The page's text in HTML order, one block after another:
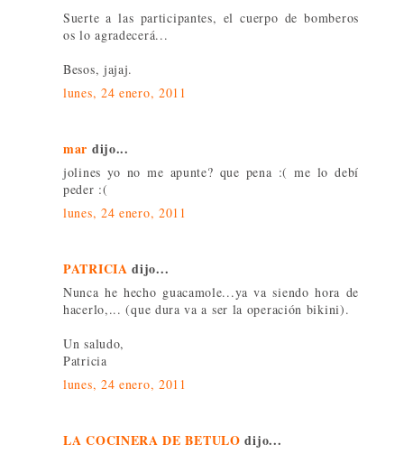
Suerte a las participantes, el cuerpo de bomberos
os lo agradecerá...
Besos, jajaj.
lunes, 24 enero, 2011
mar dijo...
jolines yo no me apunte? que pena :( me lo debí
peder :(
lunes, 24 enero, 2011
PATRICIA dijo...
Nunca he hecho guacamole...ya va siendo hora de
hacerlo,... (que dura va a ser la operación bikini).
Un saludo,
Patricia
lunes, 24 enero, 2011
LA COCINERA DE BETULO dijo...